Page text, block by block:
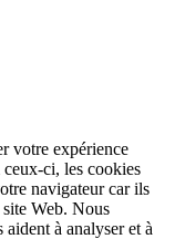
votre expérience
ci, les cookies
navigateur car ils
Web. Nous
à analyser et à